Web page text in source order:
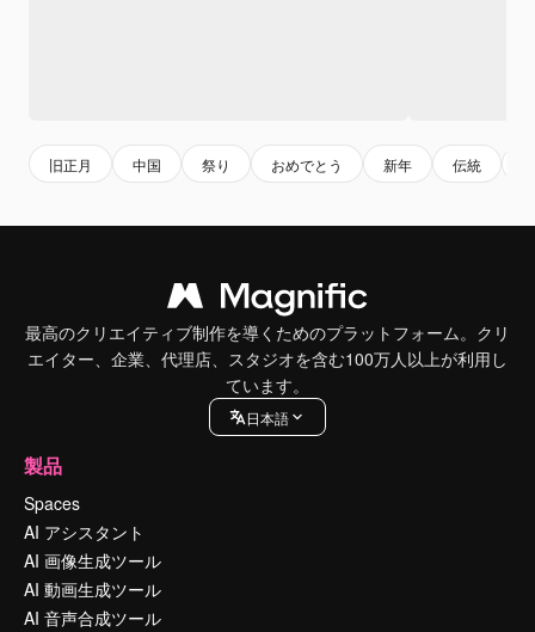
旧正月 中国 祭り おめでとう 新年 伝統
最高のクリエイティブ制作を導くためのプラットフォーム。クリ
エイター、企業、代理店、スタジオを含む100万人以上が利用し
ています。
日本語
製品
Spaces
AI アシスタント
AI 画像生成ツール
AI 動画生成ツール
AI 音声合成ツール